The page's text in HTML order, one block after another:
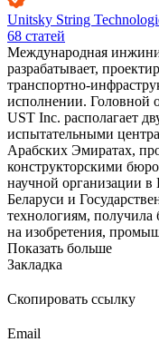
Unitsky String
68 статей
Международная
разрабатывает,
транспортно-
исполнении. Головной
UST Inc. располагает
испытательными
Арабских Эмиратах,
конструкторскими
научной организации
Беларуси и
технологиям,
на изобретения,
Показать больше
Закладка
Скопировать ссылку
Email